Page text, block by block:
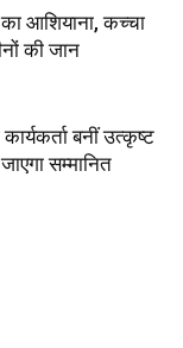
का आशियाना, कच्चा
की जान
बनीं उत्कृष्ट
सम्मानित